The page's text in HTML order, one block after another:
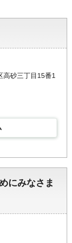
砂三丁目15番1
にみなさま